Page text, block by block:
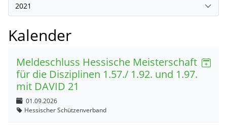
2021
Kalender
Meldeschluss Hessische Meisterschaft
für die Disziplinen 1.57./ 1.92. und 1.97.
mit DAVID 21
01.09.2026
Hessischer Schützenverband